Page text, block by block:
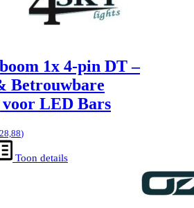
1x 4-pin DT –
Betrouwbare
LED Bars
28,88)
Toon details